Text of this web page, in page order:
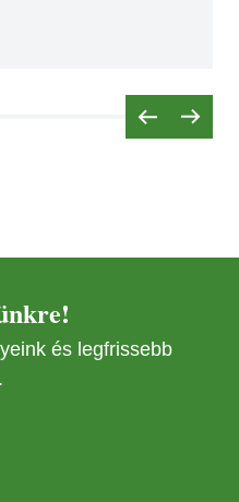
19
és legfrissebb